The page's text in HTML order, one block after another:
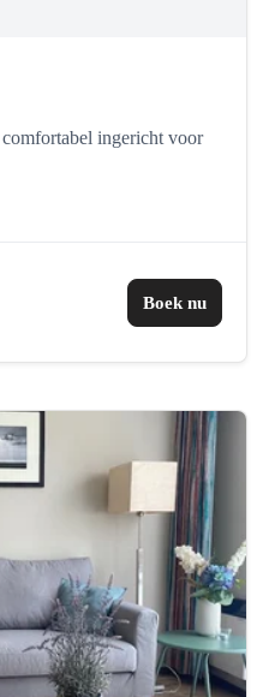
ingericht voor
Boek nu